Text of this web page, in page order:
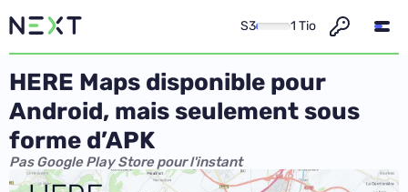
S3 1 Tio
HERE Maps disponible pour
Android, mais seulement sous
forme d’APK
Pas Google Play Store pour l'instant